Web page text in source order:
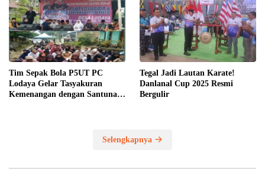
Tim Sepak Bola P5UT PC
Lodaya Gelar Tasyakuran
Kemenangan dengan Santunan
Tegal Jadi Lautan Karate!
Danlanal Cup 2025 Resmi
Bergulir
Selengkapnya